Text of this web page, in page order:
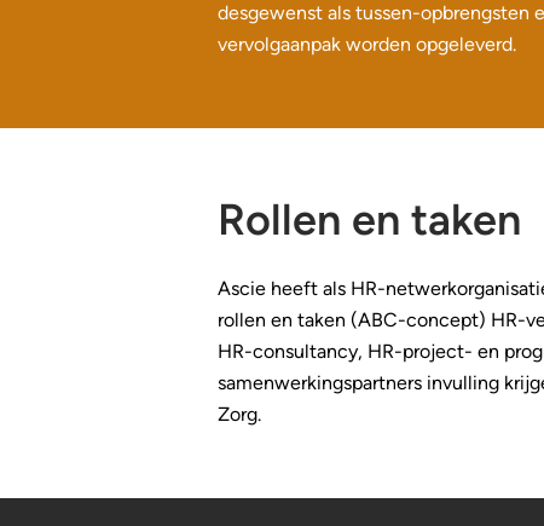
desgewenst als tussen-opbrengsten
vervolgaanpak worden opgeleverd.
Rollen en taken
Ascie heeft als HR-
rollen en taken (ABC-concept) HR-
HR-consultancy, HR-project- en
samenwerkingspartners invulling
Zorg.